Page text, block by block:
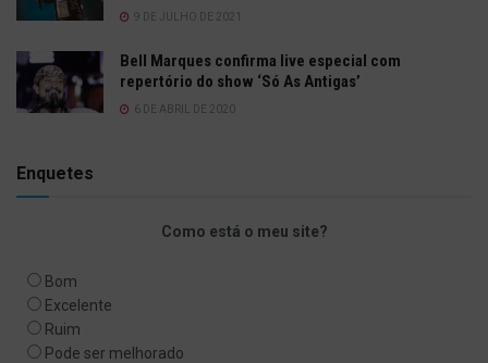
9 DE JULHO DE 2021
Bell Marques confirma live especial com
repertório do show ‘Só As Antigas’
6 DE ABRIL DE 2020
Enquetes
Como está o meu site?
Bom
Excelente
Ruim
Pode ser melhorado